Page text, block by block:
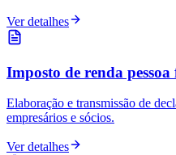
Ver detalhes
Imposto de renda pessoa
Elaboração e transmissão de
empresários e sócios.
Ver detalhes